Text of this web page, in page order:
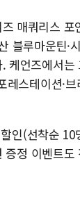
매쿼리스 포
루마운틴·
케언즈에서
스테이션·
인(선착순
정 이벤트